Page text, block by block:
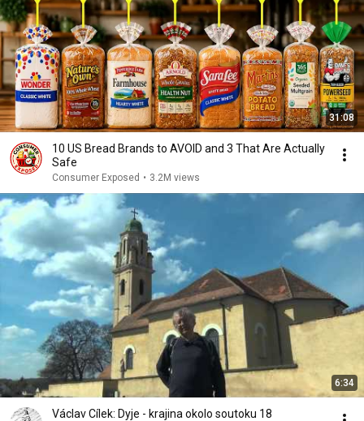
31:08
10 US Bread Brands to AVOID and 3 That Are Actually
Safe
Consumer Exposed • 3.2M views
6:34
Václav Cílek: Dyje - krajina okolo soutoku 18